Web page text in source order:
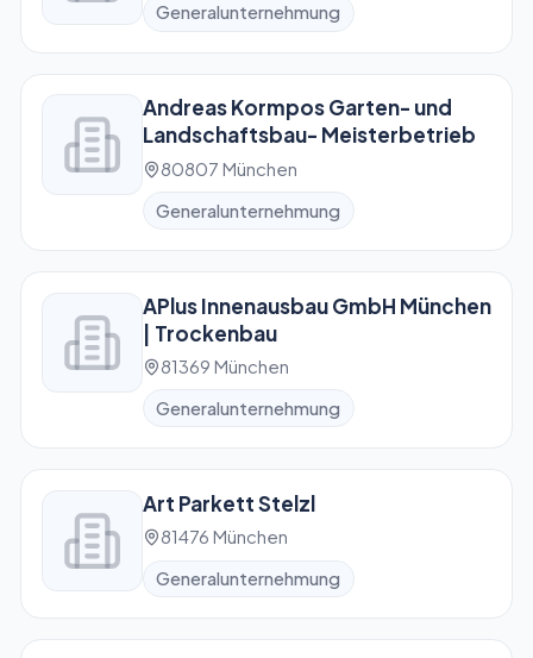
Generalunternehmung
Andreas Kormpos Garten- und
Landschaftsbau- Meisterbetrieb
80807 München
Generalunternehmung
APlus Innenausbau GmbH München
| Trockenbau
81369 München
Generalunternehmung
Art Parkett Stelzl
81476 München
Generalunternehmung